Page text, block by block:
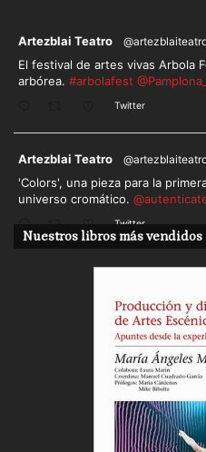
Artezblai Teatro
El festival de artes vivas Arbola
arbórea. #arbolafest
Twitter
Artezblai Teatro
'Colors', una pieza para la
universo cromático.
Twitter
Nuestros libros más vendidos